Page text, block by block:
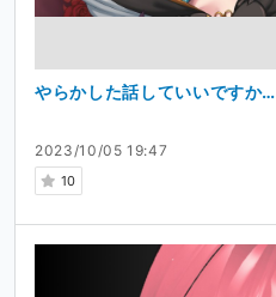
2023/10/05 19:47
10
やらかした話していいですか…